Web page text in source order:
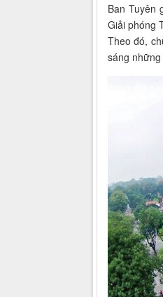
Ban Tuyên
Giải phóng
Theo đó,
sáng những